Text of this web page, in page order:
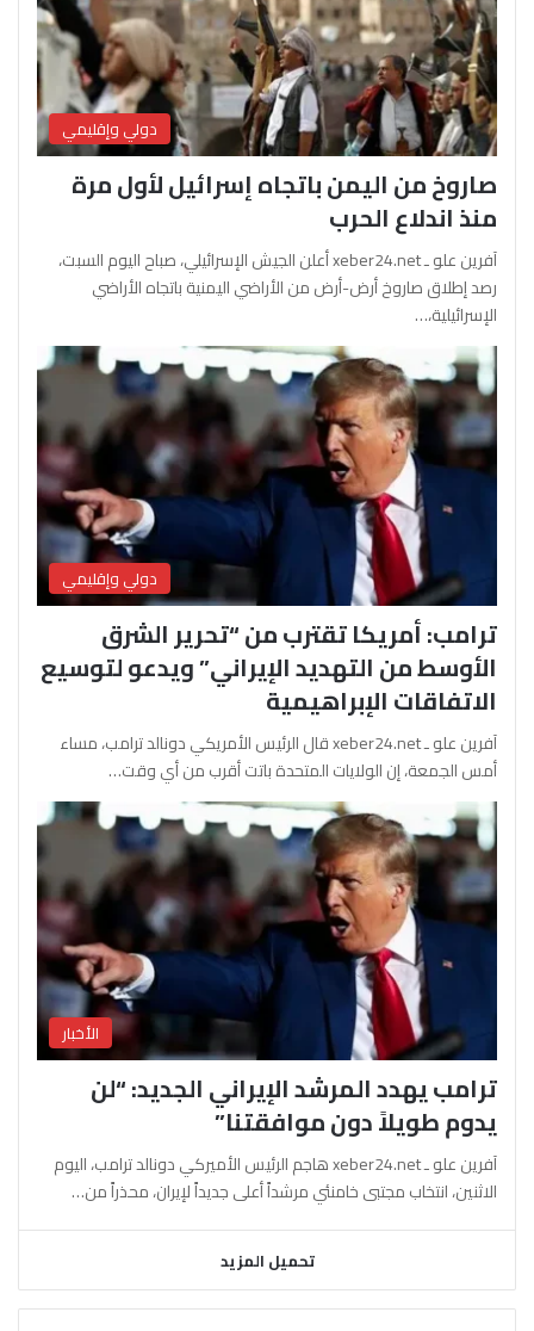
دولي وإقليمي
صاروخ من اليمن باتجاه إسرائيل لأول مرة
منذ اندلاع الحرب
آفرين علو ـ xeber24.net أعلن الجيش الإسرائيلي، صباح اليوم السبت،
رصد إطلاق صاروخ أرض-أرض من الأراضي اليمنية باتجاه الأراضي
الإسرائيلية،…
دولي وإقليمي
ترامب: أمريكا تقترب من “تحرير الشرق
الأوسط من التهديد الإيراني” ويدعو لتوسيع
الاتفاقات الإبراهيمية
آفرين علو ـ xeber24.net قال الرئيس الأمريكي دونالد ترامب، مساء
أمس الجمعة، إن الولايات المتحدة باتت أقرب من أي وقت…
الأخبار
ترامب يهدد المرشد الإيراني الجديد: “لن
يدوم طويلاً دون موافقتنا”
آفرين علو ـ xeber24.net هاجم الرئيس الأميركي دونالد ترامب، اليوم
الاثنين، انتخاب مجتبى خامنئي مرشداً أعلى جديداً لإيران، محذراً من…
تحميل المزيد